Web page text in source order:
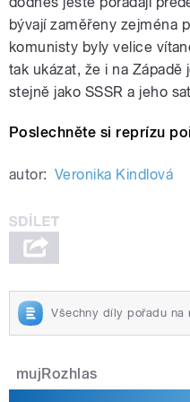
bývají zaměřeny zejména
komunisty byly velice
tak ukázat, že i na
stejně jako SSSR a jeho
Poslechněte si reprízu
autor: Veronika Kindlová
Všechny díly pořadu na
mujRozhlas